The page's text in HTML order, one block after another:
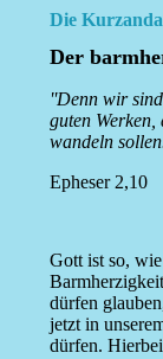
Die
Der
''Denn wir
guten
wandeln
Epheser 2,10
Gott ist so,
dürfen
jetzt in
dürfen.